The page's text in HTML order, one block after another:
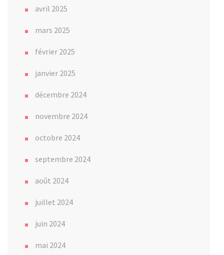
avril 2025
mars 2025
février 2025
janvier 2025
décembre 2024
novembre 2024
octobre 2024
septembre 2024
août 2024
juillet 2024
juin 2024
mai 2024